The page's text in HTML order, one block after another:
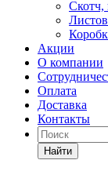
Скотч,
Акции
О компании
Оплата
Доставка
Контакты
Найти